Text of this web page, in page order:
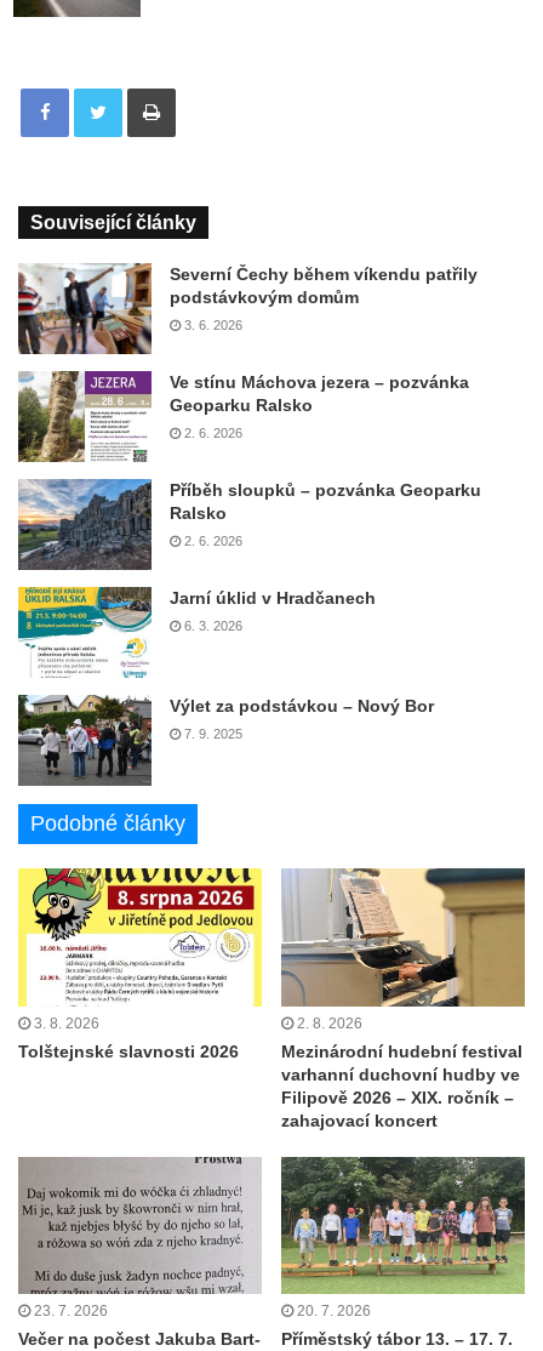
Tisknout
Související články
Severní Čechy během víkendu patřily
podstávkovým domům
3. 6. 2026
Ve stínu Máchova jezera – pozvánka
Geoparku Ralsko
2. 6. 2026
Příběh sloupků – pozvánka Geoparku
Ralsko
2. 6. 2026
Jarní úklid v Hradčanech
6. 3. 2026
Výlet za podstávkou – Nový Bor
7. 9. 2025
Podobné články
3. 8. 2026
Tolštejnské slavnosti 2026
2. 8. 2026
Mezinárodní hudební festival
varhanní duchovní hudby ve
Filipově 2026 – XIX. ročník –
zahajovací koncert
23. 7. 2026
Večer na počest Jakuba Bart-
20. 7. 2026
Příměstský tábor 13. – 17. 7.